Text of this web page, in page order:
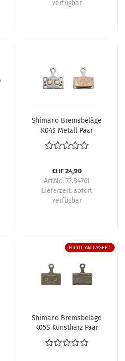
verfügbar
Shimano Bremsbeläge
K04S Metall Paar
CHF 24,90
Art.Nr.: 73.84761
Lieferzeit: sofort
verfügbar
NICHT AN LAGER !
Shimano Bremsbeläge
K05S Kunstharz Paar